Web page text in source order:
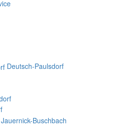
Deutsch-Paulsdorf
Jauernick-Buschbach